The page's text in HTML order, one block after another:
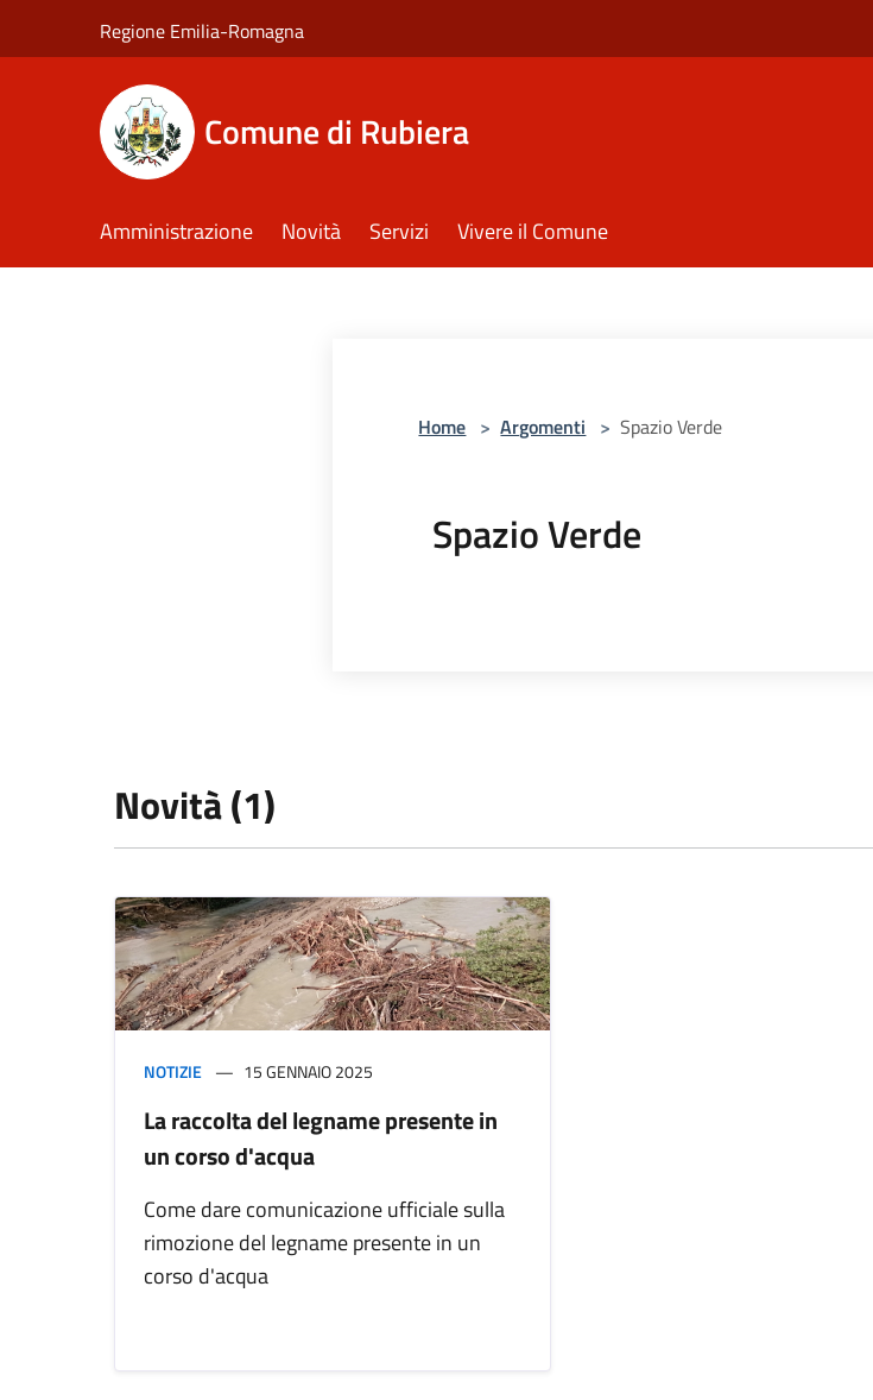
Regione Emilia-Romagna
Comune di Rubiera
Amministrazione Novità Servizi Vivere il Comune
Home > Argomenti > Spazio Verde
Spazio Verde
Novità (1)
NOTIZIE 15 GENNAIO 2025
La raccolta del legname presente in
un corso d'acqua
Come dare comunicazione ufficiale sulla
rimozione del legname presente in un
corso d'acqua